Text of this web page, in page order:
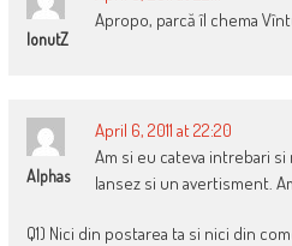
IonutZ
Apropo, parcă îl chema
Alphas
April 6, 2011 at 22:20
Am si eu cateva intrebari
lansez si un avertisment.
Q1) Nici din postarea ta si nici din